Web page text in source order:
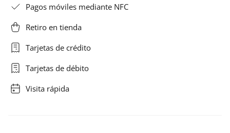
Pagos móviles mediante NFC
Retiro en tienda
Tarjetas de crédito
Tarjetas de débito
Visita rápida